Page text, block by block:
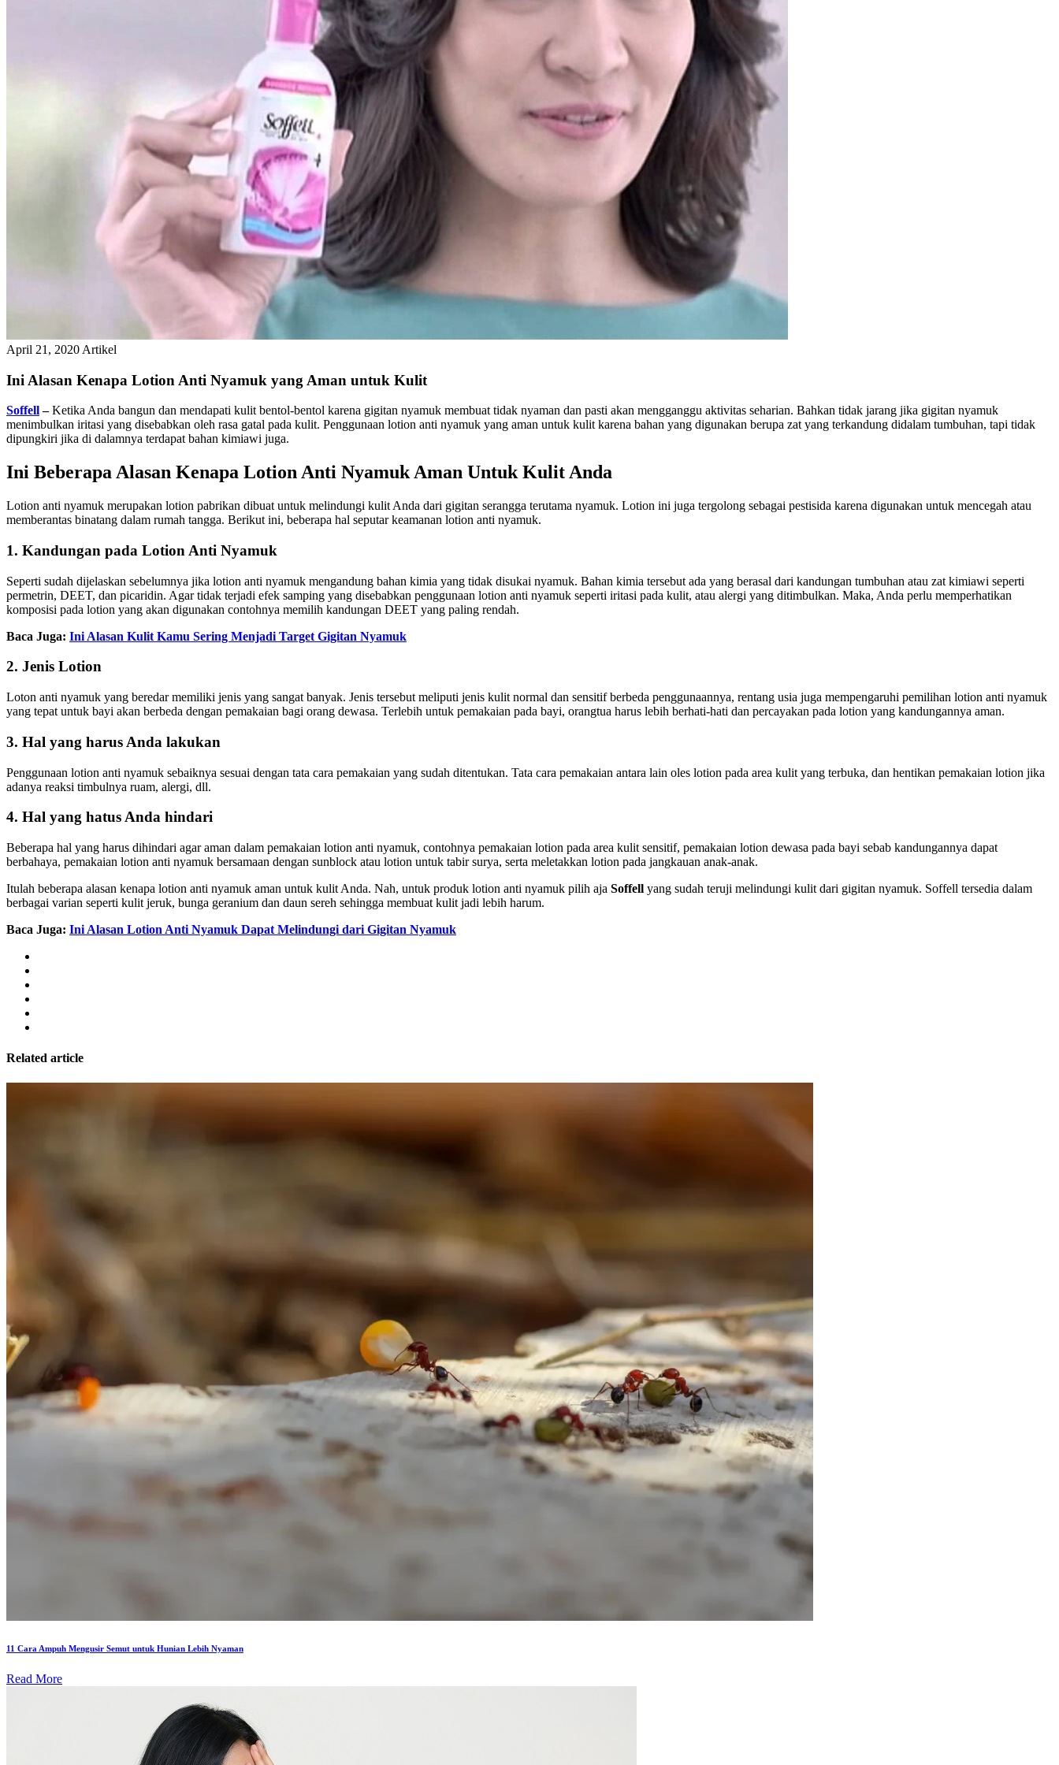
April 21, 2020 Artikel
Ini Alasan Kenapa Lotion Anti Nyamuk yang Aman untuk Kulit
Soffell–Ketika Anda bangun dan mendapati kulit bentol-bentol karena gigitan nyamuk membuat tidak nyaman dan pasti akan mengganggu aktivitas seharian. Bahkan tidak jarang jika gigitan nyamuk
menimbulkan iritasi yang disebabkan oleh rasa gatal pada kulit. Penggunaan lotion anti nyamuk yang aman untuk kulit karena bahan yang digunakan berupa zat yang terkandung didalam tumbuhan, tapi tidak
dipungkiri jika di dalamnya terdapat bahan kimiawi juga.
Ini Beberapa Alasan Kenapa Lotion Anti Nyamuk Aman Untuk Kulit Anda
Lotion anti nyamuk merupakan lotion pabrikan dibuat untuk melindungi kulit Anda dari gigitan serangga terutama nyamuk. Lotion ini juga tergolong sebagai pestisida karena digunakan untuk mencegah atau
memberantas binatang dalam rumah tangga. Berikut ini, beberapa hal seputar keamanan lotion anti nyamuk.
1. Kandungan pada Lotion Anti Nyamuk
Seperti sudah dijelaskan sebelumnya jika lotion anti nyamuk mengandung bahan kimia yang tidak disukai nyamuk. Bahan kimia tersebut ada yang berasal dari kandungan tumbuhan atau zat kimiawi seperti
permetrin, DEET, dan picaridin. Agar tidak terjadi efek samping yang disebabkan penggunaan lotion anti nyamuk seperti iritasi pada kulit, atau alergi yang ditimbulkan. Maka, Anda perlu memperhatikan
komposisi pada lotion yang akan digunakan contohnya memilih kandungan DEET yang paling rendah.
Baca Juga: Ini Alasan Kulit Kamu Sering Menjadi Target Gigitan Nyamuk
2. Jenis Lotion
Loton anti nyamuk yang beredar memiliki jenis yang sangat banyak. Jenis tersebut meliputi jenis kulit normal dan sensitif berbeda penggunaannya, rentang usia juga mempengaruhi pemilihan lotion anti nyamuk
yang tepat untuk bayi akan berbeda dengan pemakaian bagi orang dewasa. Terlebih untuk pemakaian pada bayi, orangtua harus lebih berhati-hati dan percayakan pada lotion yang kandungannya aman.
3. Hal yang harus Anda lakukan
Penggunaan lotion anti nyamuk sebaiknya sesuai dengan tata cara pemakaian yang sudah ditentukan. Tata cara pemakaian antara lain oles lotion pada area kulit yang terbuka, dan hentikan pemakaian lotion jika
adanya reaksi timbulnya ruam, alergi, dll.
4. Hal yang hatus Anda hindari
Beberapa hal yang harus dihindari agar aman dalam pemakaian lotion anti nyamuk, contohnya pemakaian lotion pada area kulit sensitif, pemakaian lotion dewasa pada bayi sebab kandungannya dapat
berbahaya, pemakaian lotion anti nyamuk bersamaan dengan sunblock atau lotion untuk tabir surya, serta meletakkan lotion pada jangkauan anak-anak.
Itulah beberapa alasan kenapa lotion anti nyamuk aman untuk kulit Anda. Nah, untuk produk lotion anti nyamuk pilih aja Soffell yang sudah teruji melindungi kulit dari gigitan nyamuk. Soffell tersedia dalam
berbagai varian seperti kulit jeruk, bunga geranium dan daun sereh sehingga membuat kulit jadi lebih harum.
Baca Juga: Ini Alasan Lotion Anti Nyamuk Dapat Melindungi dari Gigitan Nyamuk
Related article
11 Cara Ampuh Mengusir Semut untuk Hunian Lebih Nyaman
Read More